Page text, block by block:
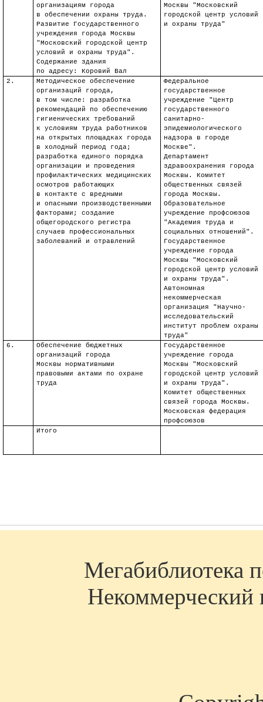
организациям города
в обеспечении охраны труда.
Развитие Государственного
учреждения города Москвы
"Московский городской центр
условий и охраны труда".
Содержание здания
по адресу: Коровий Вал
Москвы "Московский
городской центр условий
и охраны труда"
2.
Методическое обеспечение
организаций города,
в том числе: разработка
рекомендаций по обеспечению
гигиенических требований
к условиям труда работников
на открытых площадках города
в холодный период года;
разработка единого порядка
организации и проведения
профилактических медицинских
осмотров работающих
в контакте с вредными
и опасными производственными
факторами; создание
общегородского регистра
случаев профессиональных
заболеваний и отравлений
Федеральное
государственное
учреждение "Центр
государственного
санитарно-
эпидемиологического
надзора в городе
Москве".
Департамент
здравоохранения города
Москвы. Комитет
общественных связей
города Москвы.
Образовательное
учреждение профсоюзов
"Академия труда и
социальных отношений".
Государственное
учреждение города
Москвы "Московский
городской центр условий
и охраны труда".
Автономная
некоммерческая
организация "Научно-
исследовательский
институт проблем охраны
труда"
6.
Обеспечение бюджетных
организаций города
Москвы нормативными
правовыми актами по охране
труда
Государственное
учреждение города
Москвы "Московский
городской центр условий
и охраны труда".
Комитет общественных
связей города Москвы.
Московская федерация
профсоюзов
Итого
Мегабиблиотека
Некоммерческий